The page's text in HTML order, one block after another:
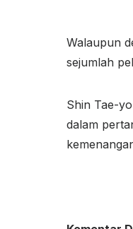
Walaupun
sejumlah
Shin Tae-
dalam